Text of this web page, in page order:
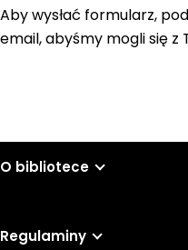
Aby wysłać formularz,
email, abyśmy mogli się
O bibliotece
Regulaminy